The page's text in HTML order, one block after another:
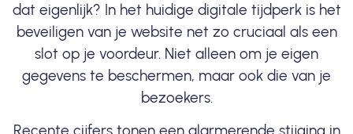
dat eigenlijk? In het huidige digitale tijdperk is het
beveiligen van je website net zo cruciaal als een
slot op je voordeur. Niet alleen om je eigen
gegevens te beschermen, maar ook die van je
bezoekers.